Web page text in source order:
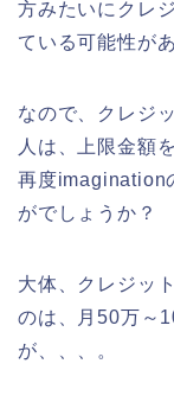
方みたいにクレ
ている可能性が
なので、クレジ
人は、上限金額
再度imagination
がでしょうか？
大体、クレジッ
のは、月50万～
が、、、。